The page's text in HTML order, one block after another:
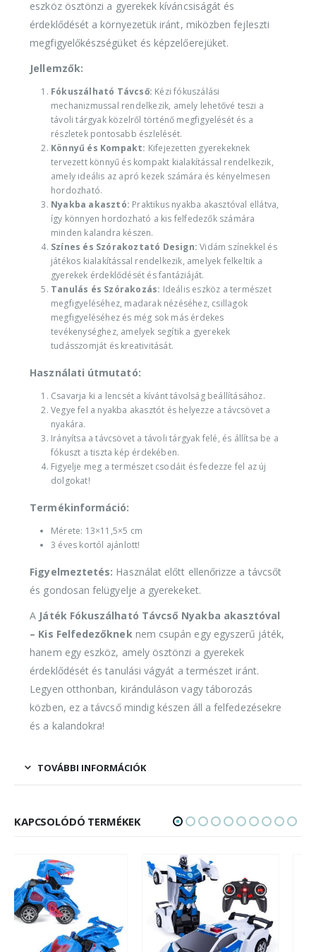
eszköz ösztönzi a gyerekek kíváncsiságát és
érdeklődését a környezetük iránt, miközben fejleszti
megfigyelőkészségüket és képzelőerejüket.
Jellemzők:
Fókuszálható Távcső: Kézi fókuszálási
mechanizmussal rendelkezik, amely lehetővé teszi a
távoli tárgyak közelről történő megfigyelését és a
részletek pontosabb észlelését.
Könnyű és Kompakt: Kifejezetten gyerekeknek
tervezett könnyű és kompakt kialakítással rendelkezik,
amely ideális az apró kezek számára és kényelmesen
hordozható.
Nyakba akasztó: Praktikus nyakba akasztóval ellátva,
így könnyen hordozható a kis felfedezők számára
minden kalandra készen.
Színes és Szórakoztató Design: Vidám színekkel és
játékos kialakítással rendelkezik, amelyek felkeltik a
gyerekek érdeklődését és fantáziáját.
Tanulás és Szórakozás: Ideális eszköz a természet
megfigyeléséhez, madarak nézéséhez, csillagok
megfigyeléséhez és még sok más érdekes
tevékenységhez, amelyek segítik a gyerekek
tudásszomját és kreativitását.
Használati útmutató:
Csavarja ki a lencsét a kívánt távolság beállításához.
Vegye fel a nyakba akasztót és helyezze a távcsövet a
nyakára.
Irányítsa a távcsövet a távoli tárgyak felé, és állítsa be a
fókuszt a tiszta kép érdekében.
Figyelje meg a természet csodáit és fedezze fel az új
dolgokat!
Termékinformáció:
Mérete: 13×11,5×5 cm
3 éves kortól ajánlott!
Figyelmeztetés: Használat előtt ellenőrizze a távcsőt
és gondosan felügyelje a gyerekeket.
A Játék Fókuszálható Távcső Nyakba akasztóval
– Kis Felfedezőkneknem csupán egy egyszerű játék,
hanem egy eszköz, amely ösztönzi a gyerekek
érdeklődését és tanulási vágyát a természet iránt.
Legyen otthonban, kiránduláson vagy táborozás
közben, ez a távcső mindig készen áll a felfedezésekre
és a kalandokra!
TOVÁBBI INFORMÁCIÓK
KAPCSOLÓDÓ TERMÉKEK